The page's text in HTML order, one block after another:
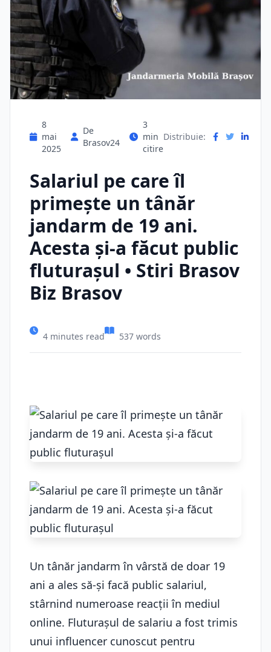
8
mai
2025
De
Brasov24
3
min
citire
Distribuie:
Salariul pe care îl
primește un tânăr
jandarm de 19 ani.
Acesta și-a făcut public
fluturașul • Stiri Brasov
Biz Brasov
4 minutes read 537 words
Un tânăr jandarm în vârstă de doar 19
ani a ales să-și facă public salariul,
stârnind numeroase reacții în mediul
online. Fluturașul de salariu a fost trimis
unui influencer cunoscut pentru